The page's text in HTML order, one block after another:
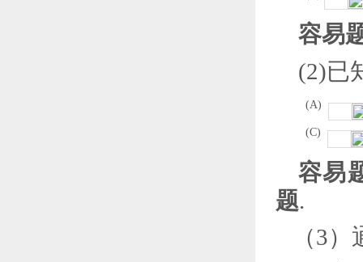
容易
(2)已
(A)
(C)
容易
题.
（3）